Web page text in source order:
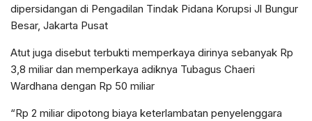
dipersidangan di Pengadilan Tindak Pidana Korupsi Jl Bungur
Besar, Jakarta Pusat
Atut juga disebut terbukti memperkaya dirinya sebanyak Rp
3,8 miliar dan memperkaya adiknya Tubagus Chaeri
Wardhana dengan Rp 50 miliar
“Rp 2 miliar dipotong biaya keterlambatan penyelenggara